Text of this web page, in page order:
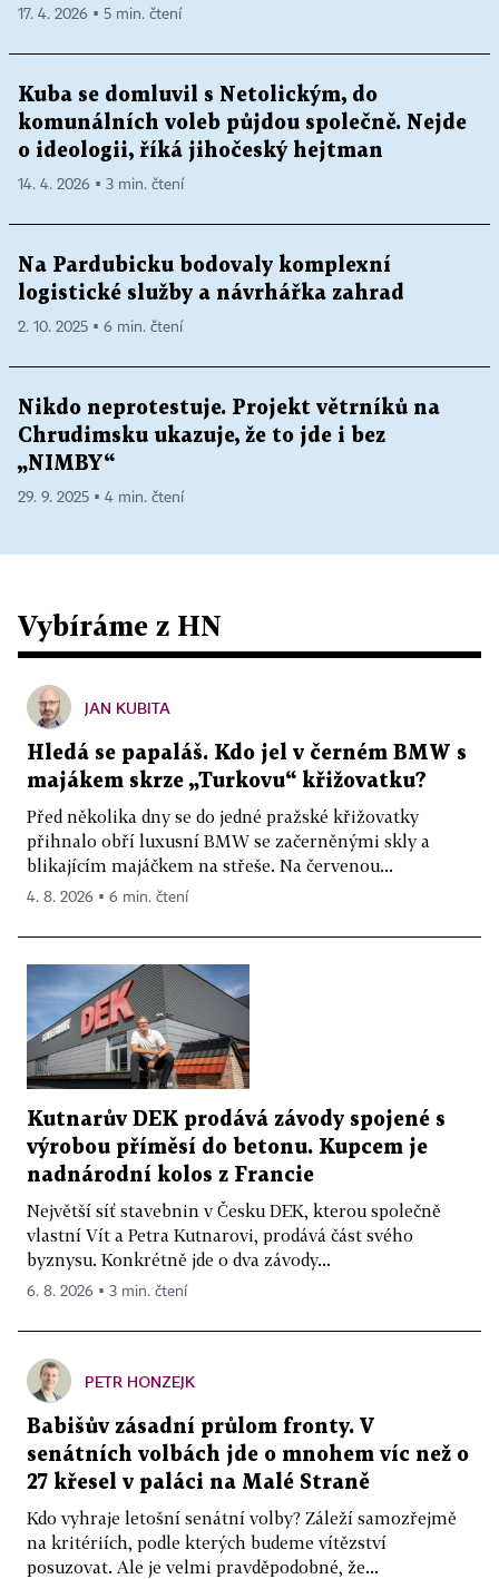
17. 4. 2026 ▪ 5 min. čtení
Kuba se domluvil s Netolickým, do
komunálních voleb půjdou společně. Nejde
o ideologii, říká jihočeský hejtman
14. 4. 2026 ▪ 3 min. čtení
Na Pardubicku bodovaly komplexní
logistické služby a návrhářka zahrad
2. 10. 2025 ▪ 6 min. čtení
Nikdo neprotestuje. Projekt větrníků na
Chrudimsku ukazuje, že to jde i bez
„NIMBY“
29. 9. 2025 ▪ 4 min. čtení
Vybíráme z HN
JAN KUBITA
Hledá se papaláš. Kdo jel v černém BMW s
majákem skrze „Turkovu“ křižovatku?
Před několika dny se do jedné pražské křižovatky
přihnalo obří luxusní BMW se začerněnými skly a
blikajícím majáčkem na střeše. Na červenou...
4. 8. 2026 ▪ 6 min. čtení
Kutnarův DEK prodává závody spojené s
výrobou příměsí do betonu. Kupcem je
nadnárodní kolos z Francie
Největší síť stavebnin v Česku DEK, kterou společně
vlastní Vít a Petra Kutnarovi, prodává část svého
byznysu. Konkrétně jde o dva závody...
6. 8. 2026 ▪ 3 min. čtení
PETR HONZEJK
Babišův zásadní průlom fronty. V
senátních volbách jde o mnohem víc než o
27 křesel v paláci na Malé Straně
Kdo vyhraje letošní senátní volby? Záleží samozřejmě
na kritériích, podle kterých budeme vítězství
posuzovat. Ale je velmi pravděpodobné, že...